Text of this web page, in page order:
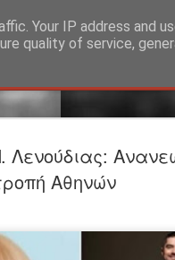
Αθηνών
Your IP address and
quality of service,
24
ΤΟ
Σκηνοθεσία-Ερμηνεία: